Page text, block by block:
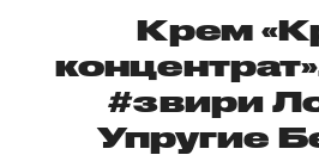
Крем
#звири
Упругие